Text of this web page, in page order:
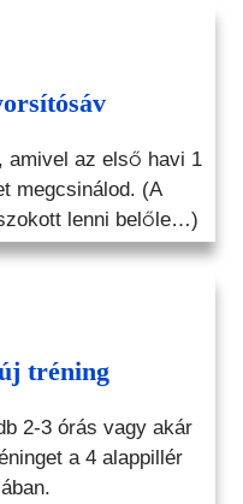
amivel az első havi 1
megcsinálod. (A
lenni belőle…)
tréning
2-3 órás vagy akár
a 4 alappillér